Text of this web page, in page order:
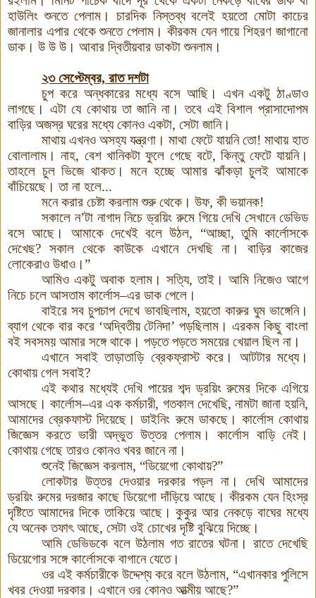
হাউলিং শুনতে পেলাম। চারদিক নিস্তব্ধ বলেই হয়তো মোটা কাচের
জানালার এপার থেকে শুনতে পেলাম। কীরকম যেন গায়ে শিহরণ জাগানো
ডাক। উ উ উ। আবার দ্বিতীয়বার ডাকটা শুনলাম।
২৩ সেপ্টেম্বর, রাত দশটা
চুপ করে অন্ধকারের মধ্যে বসে আছি। এখন একটু ঠাণ্ডাও
লাগছে। এটা যে কোথায় তা জানি না। তবে এই বিশাল প্রাসাদোপম
বাড়ির অজস্র ঘরের মধ্যে কোনও একটা, সেটা জানি।
মাথায় এখনও অসহ্য যন্ত্রণা। মাথা ফেটে যায়নি তো! মাথায় হাত
বোলালাম। নাহ, বেশ খানিকটা ফুলে গেছে বটে, কিন্তু ফেটে যায়নি।
তাহলে চুল ভিজে থাকত। মনে হচ্ছে আমার ঝাঁকড়া চুলই আমাকে
বাঁচিয়েছে। তা না হলে...
মনে করার চেষ্টা করলাম শুরু থেকে। উফ, কী ভয়ানক!
সকালে ন’টা নাগাদ নিচে ড্রয়িং রুমে গিয়ে দেখি সেখানে ডেভিড
বসে আছে। আমাকে দেখেই বলে উঠল, “আচ্ছা, তুমি কার্লোসকে
দেখেছ? সকাল থেকে কাউকে এখানে দেখছি না। বাড়ির কাজের
লোকেরাও উধাও ।”
আমিও একটু অবাক হলাম। সত্যি, তাই। আমি নিজেও আগে
নিচে চলে আসতাম কার্লোস–এর ডাক পেলে।
বাইরে সব চুপচাপ দেখে ভাবছিলাম, হয়তো কারুর ঘুম ভাঙ্গেনি।
ব্যাগ থেকে বার করে ‘অদ্বিতীয় টেনিদা’ পড়ছিলাম। এরকম কিছু বাংলা
বই সবসময় আমার সঙ্গে থাকে। পড়তে পড়তে সময়ের খেয়াল ছিল না।
এখানে সবাই তাড়াতাড়ি ব্রেকফ্রাস্ট করে। আটটার মধ্যে।
কোথায় গেল সবাই?
এই কথার মধ্যেই দেখি পায়ের শব্দ ড্রয়িং রুমের দিকে এগিয়ে
আসছে। কার্লোস–এর এক কর্মচারী, গতকাল দেখেছি, নামটা জানা হয়নি,
আমাদের ব্রেকফাস্ট দিয়েছে। ডাইনিং রুমে ডাকছে। কার্লোস কোথায়
জিজ্ঞেস করতে ভারী অদ্ভুত উত্তর পেলাম। কার্লোস বাড়ি নেই।
কোথায় গেছে তারও কোনও খবর জানে না।
শুনেই জিজ্ঞেস করলাম, “ডিয়েগো কোথায়?”
লোকটার উত্তর দেওয়ার দরকার পড়ল না। দেখি আমাদের
ড্রয়িং রুমের দরজার কাছে ডিয়েগো দাঁড়িয়ে আছে । কীরকম যেন হিংস্র
দৃষ্টিতে আমাদের দিকে তাকিয়ে আছে।কুকুর আর নেকড়ে বাঘের মধ্যে
যে অনেক তফাৎ আছে, সেটা ওই চোখের দৃষ্টি বুঝিয়ে দিচ্ছে।
আমি ডেভিডকে বলে উঠলাম গত রাতের ঘটনা। রাতে দেখেছি
ডিয়েগোর সঙ্গে কার্লোসকে বাগানে যেতে।
ওর এই কর্মচারীকে উদ্দেশ্য করে বলে উঠলাম, “এখানকার পুলিসে
খবর দেওয়া দরকার। এখানে ওর কোনও আত্মীয় আছে?”